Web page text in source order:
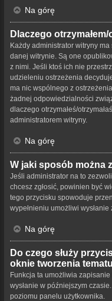
Na górę
Dlaczego
Każdy administrator witryny
danej witrynie. Są one
z nimi. Jeśli ktoś ich nie
udzieleniu ostrzeżenia
ma nic wspólnego z
żadnej odpowiedzialności
dlaczego otrzymałeś/
administratorem witryny.
Na górę
W jaki sposób można
Jeśli administrator na to
chcesz zgłosić, powinien być
tego przycisku spowoduje
wypełnieniu umożliwi wysłanie
Na górę
Do czego służy
oknie tworzenia
Funkcja ta umożliwia
wysłanie w późniejszym
poziomu panelu użytkownika.